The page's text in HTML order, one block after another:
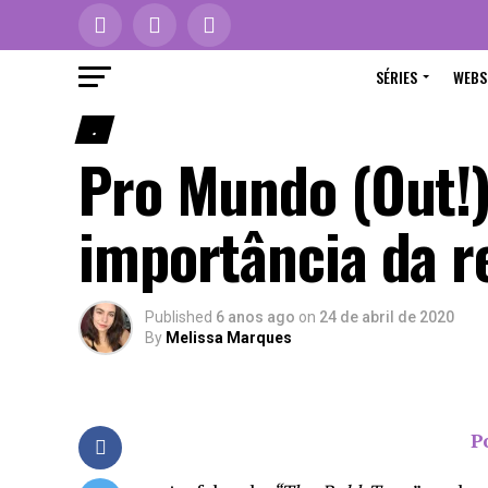
SÉRIES
.
Pro Mundo
importância da
Published 6 anos ago on 24 de abril de 2020
By Melissa Marques